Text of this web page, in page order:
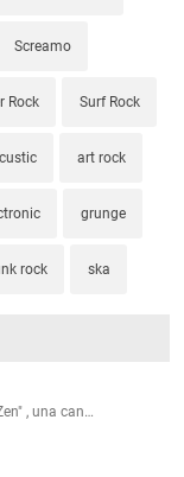
Screamo
Rock Surf Rock
art rock
grunge
rock ska
, una can…